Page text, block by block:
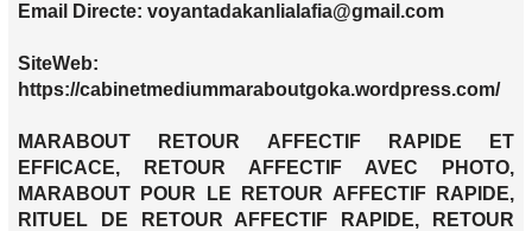
Email Directe: voyantadakanlialafia@gmail.com
SiteWeb:
https://cabinetmediummaraboutgoka.wordpress.com/
MARABOUT RETOUR AFFECTIF RAPIDE ET
EFFICACE, RETOUR AFFECTIF AVEC PHOTO,
MARABOUT POUR LE RETOUR AFFECTIF RAPIDE,
RITUEL DE RETOUR AFFECTIF RAPIDE, RETOUR